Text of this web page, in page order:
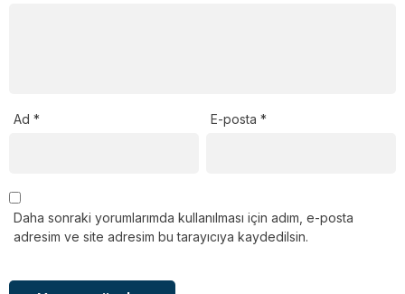
Ad * E-posta*
Daha sonraki yorumlarımda kullanılması için adım, e-posta
adresim ve site adresim bu tarayıcıya kaydedilsin.